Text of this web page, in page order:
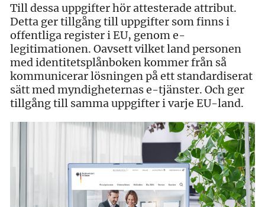
Till dessa uppgifter hör attesterade attribut.
Detta ger tillgång till uppgifter som finns i
offentliga register i EU, genom e-
legitimationen. Oavsett vilket land personen
med identitetsplånboken kommer från så
kommunicerar lösningen på ett standardiserat
sätt med myndigheternas e-tjänster. Och ger
tillgång till samma uppgifter i varje EU-land.